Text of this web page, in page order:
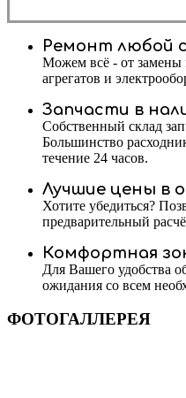
Ремонт любой
Можем всё - от замены
агрегатов и
Запчасти в
Собственный склад
Большинство
течение 24 часов.
Лучшие цены в
Хотите убедиться?
предварительный
Комфортная
Для Вашего удобства
ожидания со всем
ФОТОГАЛЛЕРЕЯ